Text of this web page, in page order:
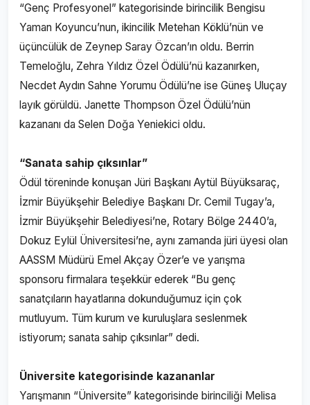
“Genç Profesyonel” kategorisinde birincilik Bengisu
Yaman Koyuncu’nun, ikincilik Metehan Köklü’nün ve
üçüncülük de Zeynep Saray Özcan’ın oldu. Berrin
Temeloğlu, Zehra Yıldız Özel Ödülü’nü kazanırken,
Necdet Aydın Sahne Yorumu Ödülü’ne ise Güneş Uluçay
layık görüldü. Janette Thompson Özel Ödülü’nün
kazananı da Selen Doğa Yeniekici oldu.
“Sanata sahip çıksınlar”
Ödül töreninde konuşan Jüri Başkanı Aytül Büyüksaraç,
İzmir Büyükşehir Belediye Başkanı Dr. Cemil Tugay’a,
İzmir Büyükşehir Belediyesi’ne, Rotary Bölge 2440’a,
Dokuz Eylül Üniversitesi’ne, aynı zamanda jüri üyesi olan
AASSM Müdürü Emel Akçay Özer’e ve yarışma
sponsoru firmalara teşekkür ederek “Bu genç
sanatçıların hayatlarına dokunduğumuz için çok
mutluyum. Tüm kurum ve kuruluşlara seslenmek
istiyorum; sanata sahip çıksınlar” dedi.
Üniversite kategorisinde kazananlar
Yarışmanın “Üniversite” kategorisinde birinciliği Melisa